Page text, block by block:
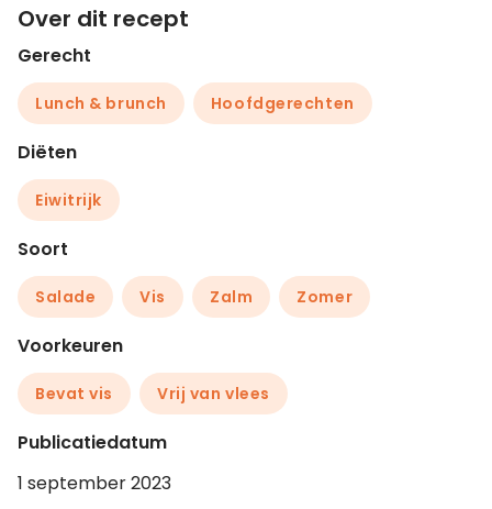
Over dit recept
Gerecht
Lunch & brunch Hoofdgerechten
Diëten
Eiwitrijk
Soort
Salade Vis Zalm Zomer
Voorkeuren
Bevat vis Vrij van vlees
Publicatiedatum
1 september 2023